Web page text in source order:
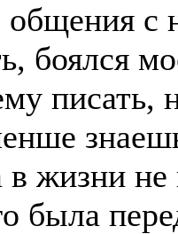
общения с
боялся
писать,
в жизни
была